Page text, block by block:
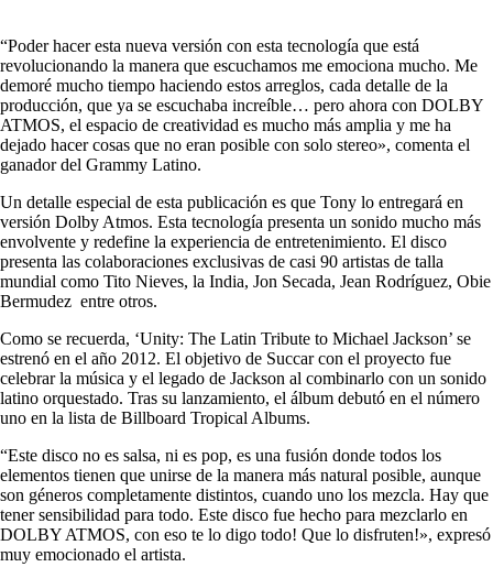
“Poder hacer esta nueva versión con esta tecnología que está
revolucionando la manera que escuchamos me emociona mucho. Me
demoré mucho tiempo haciendo estos arreglos, cada detalle de la
producción, que ya se escuchaba increíble… pero ahora con DOLBY
ATMOS, el espacio de creatividad es mucho más amplia y me ha
dejado hacer cosas que no eran posible con solo stereo», comenta el
ganador del Grammy Latino.
Un detalle especial de esta publicación es que Tony lo entregará en
versión Dolby Atmos. Esta tecnología presenta un sonido mucho más
envolvente y redefine la experiencia de entretenimiento. El disco
presenta las colaboraciones exclusivas de casi 90 artistas de talla
mundial como Tito Nieves, la India, Jon Secada, Jean Rodríguez, Obie
Bermudez entre otros.
Como se recuerda, ‘Unity: The Latin Tribute to Michael Jackson’ se
estrenó en el año 2012. El objetivo de Succar con el proyecto fue
celebrar la música y el legado de Jackson al combinarlo con un sonido
latino orquestado. Tras su lanzamiento, el álbum debutó en el número
uno en la lista de Billboard Tropical Albums.
“Este disco no es salsa, ni es pop, es una fusión donde todos los
elementos tienen que unirse de la manera más natural posible, aunque
son géneros completamente distintos, cuando uno los mezcla. Hay que
tener sensibilidad para todo. Este disco fue hecho para mezclarlo en
DOLBY ATMOS, con eso te lo digo todo! Que lo disfruten!», expresó
muy emocionado el artista.